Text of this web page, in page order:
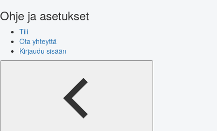
Ohje ja asetukset
Tili
Ota yhteyttä
Kirjaudu sisään